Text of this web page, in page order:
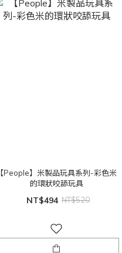
【People】米製品玩具系列-彩色米
的環狀咬舔玩具
NT$494 NT$520